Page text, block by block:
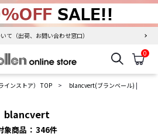
て（出荷、お問い合わせ窓口）
woollen online store
検索 カ
0
インストア） TOP blancvert(ブランベール) |
blancvert
象商品 346件